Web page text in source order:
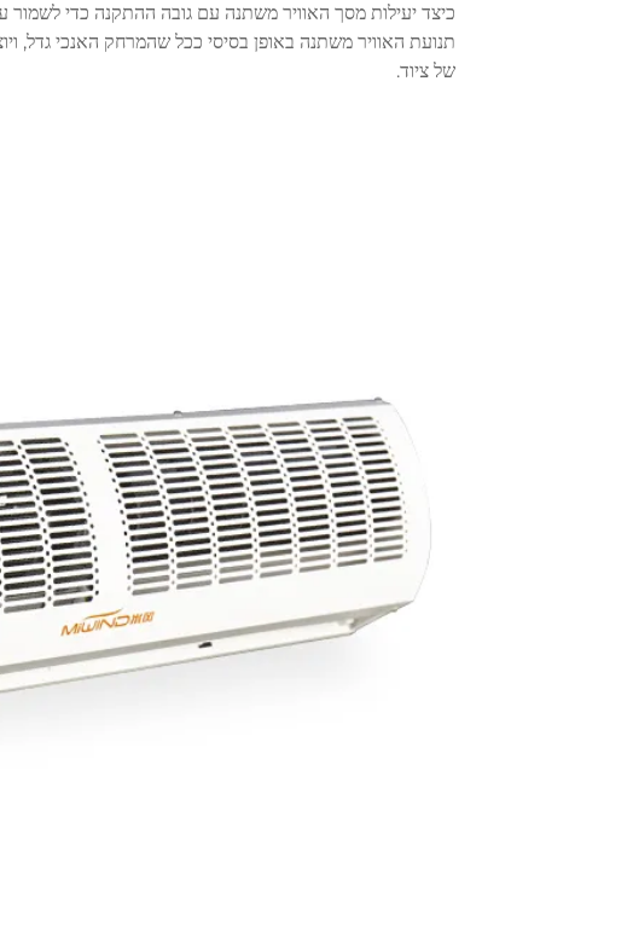
כיצד יעילות מסך האוויר משתנה עם גובה ההתקנה כדי לשמור
תנועת האוויר משתנה באופן בסיסי ככל שהמרחק האנכי גדל,
של ציוד.